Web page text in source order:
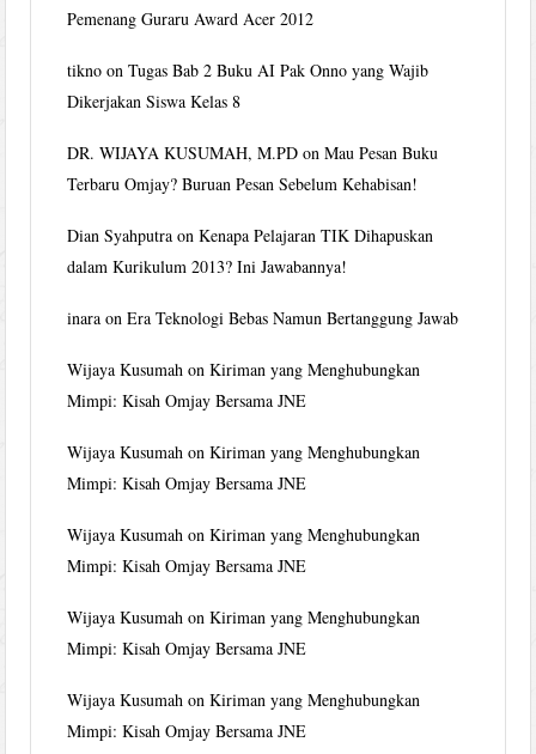
Pemenang Guraru Award Acer 2012
tikno onTugas Bab 2 Buku AI Pak Onno yang Wajib
Dikerjakan Siswa Kelas 8
DR. WIJAYA KUSUMAH, M.PD onMau Pesan Buku
Terbaru Omjay? Buruan Pesan Sebelum Kehabisan!
Dian Syahputra onKenapa Pelajaran TIK Dihapuskan
dalam Kurikulum 2013? Ini Jawabannya!
inara onEra Teknologi Bebas Namun Bertanggung Jawab
Wijaya Kusumah onKiriman yang Menghubungkan
Mimpi: Kisah Omjay Bersama JNE
Wijaya Kusumah onKiriman yang Menghubungkan
Mimpi: Kisah Omjay Bersama JNE
Wijaya Kusumah onKiriman yang Menghubungkan
Mimpi: Kisah Omjay Bersama JNE
Wijaya Kusumah onKiriman yang Menghubungkan
Mimpi: Kisah Omjay Bersama JNE
Wijaya Kusumah onKiriman yang Menghubungkan
Mimpi: Kisah Omjay Bersama JNE